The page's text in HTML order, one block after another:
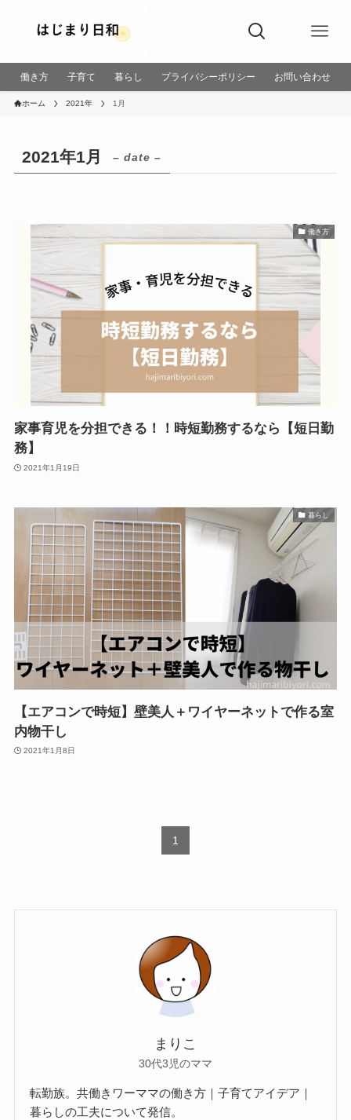
働き方 子育て 暮らし プライバシーポリシー お問い合わせ
ホーム 2021年 1月
2021年1月 – date –
働き方
家事育児を分担できる！！時短勤務するなら【短日勤
務】
2021年1月19日
暮らし
【エアコンで時短】壁美人＋ワイヤーネットで作る室
内物干し
2021年1月8日
1
まりこ
30代3児のママ
転勤族。共働きワーママの働き方｜子育てアイデア｜
暮らしの工夫について発信。